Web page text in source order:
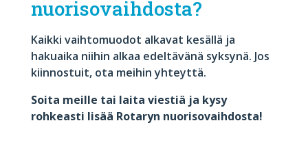
nuorisovaihdosta?
Kaikki vaihtomuodot alkavat kesällä ja
hakuaika niihin alkaa edeltävänä syksynä. Jos
kiinnostuit, ota meihin yhteyttä.
Soita meille tai laita viestiä ja kysy
rohkeasti lisää Rotaryn nuorisovaihdosta!